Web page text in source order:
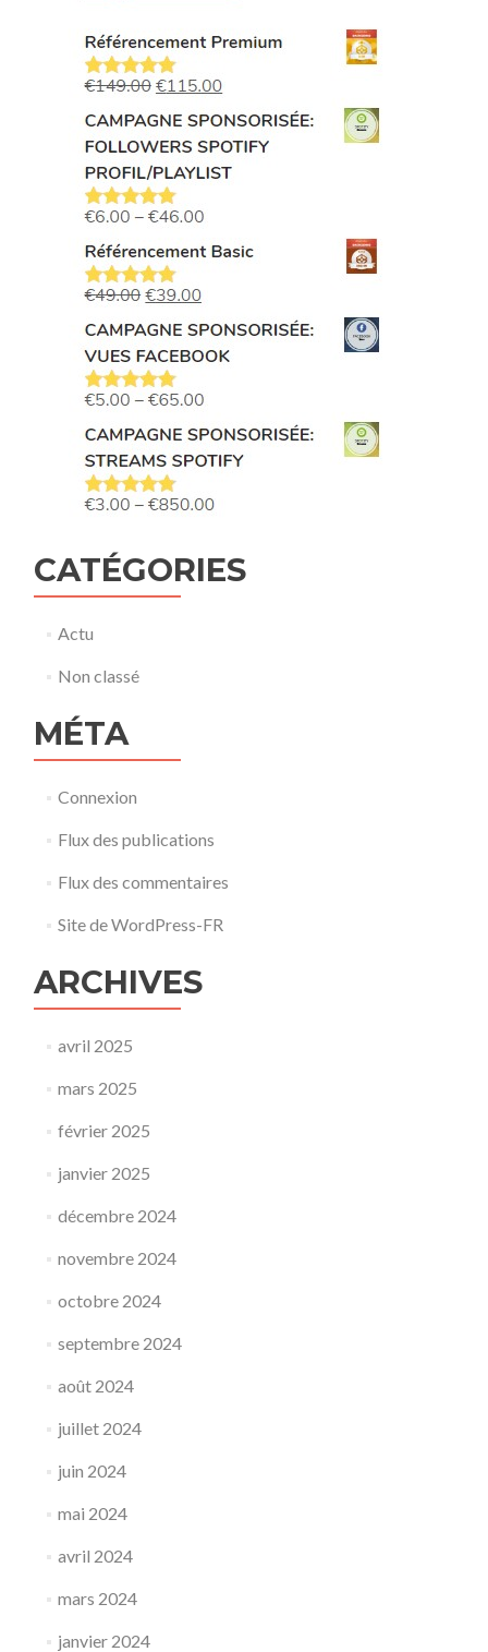
CATÉGORIES
Actu
Non classé
MÉTA
Connexion
Flux des publications
Flux des commentaires
Site de WordPress-FR
ARCHIVES
avril 2025
mars 2025
février 2025
janvier 2025
décembre 2024
novembre 2024
octobre 2024
septembre 2024
août 2024
juillet 2024
juin 2024
mai 2024
avril 2024
mars 2024
janvier 2024